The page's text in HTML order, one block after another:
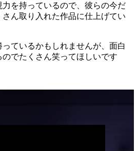
を持っているので、彼らの今だ
ん取り入れた作品に仕上げてい
ているかもしれませんが、面白
でたくさん笑ってほしいです